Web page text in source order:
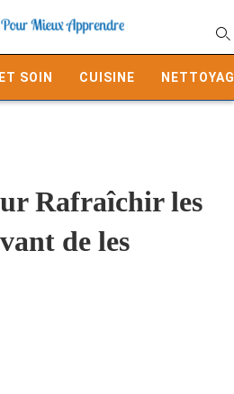
SOIN CUISINE
Rafraîchir les
de les